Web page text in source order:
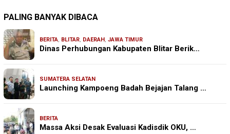
PALING BANYAK DIBACA
BERITA, BLITAR, DAERAH, JAWA TIMUR
Dinas Perhubungan Kabupaten Blitar Berik…
SUMATERA SELATAN
Launching Kampoeng Badah Bejajan Talang …
BERITA
Massa Aksi Desak Evaluasi Kadisdik OKU, …